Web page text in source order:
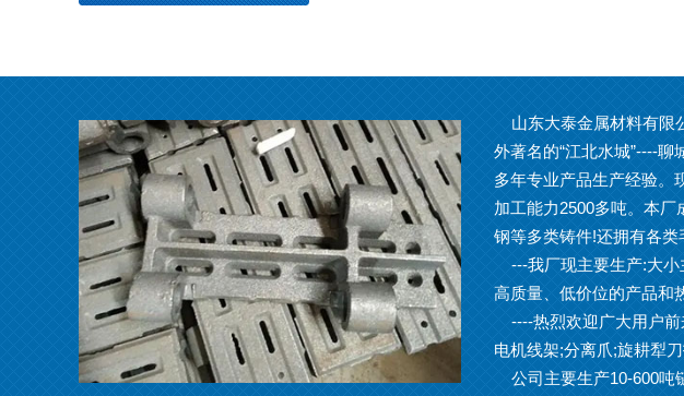
山东大泰金属材料有限
外著名的“江北水城”----
多年专业产品生产经验。
加工能力2500多吨。本
钢等多类铸件!还拥有各
---我厂现主要生产:大小
高质量、低价位的产品和
----热烈欢迎广大用户前
电机线架;分离爪;旋耕犁
公司主要生产10-600吨